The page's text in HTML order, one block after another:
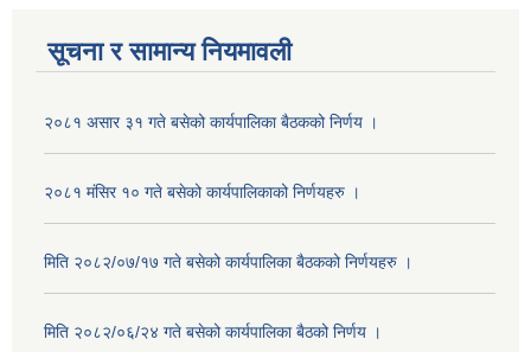
सूचना र सामान्य नियमावली
२०८१ असार ३१ गते बसेको कार्यपालिका बैठकको निर्णय ।
२०८१ मंसिर १० गते बसेको कार्यपालिकाको निर्णयहरु ।
मिति २०८२/०७/१७ गते बसेको कार्यपालिका बैठकको निर्णयहरु ।
मिति २०८२/०६/२४ गते बसेको कार्यपालिका बैठको निर्णय ।